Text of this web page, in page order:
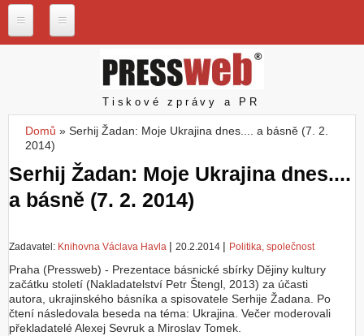
P
e
b
.
c
a
e
s
l
u
ž
Pressweb
Tiskové zprávy a PR
Jste zde
Domů » Serhij Žadan: Moje Ukrajina dnes.... a básně (7. 2.
2014)
Serhij Žadan: Moje Ukrajina dnes....
a básně (7. 2. 2014)
Zadavatel: Knihovna Václava Havla | 20.2.2014 | Politika, společnost
Praha (Pressweb) - Prezentace básnické sbírky Dějiny kultury
začátku století (Nakladatelství Petr Štengl, 2013) za účasti
autora, ukrajinského básníka a spisovatele Serhije Žadana. Po
čtení následovala beseda na téma: Ukrajina. Večer moderovali
překladatelé Alexej Sevruk a Miroslav Tomek.